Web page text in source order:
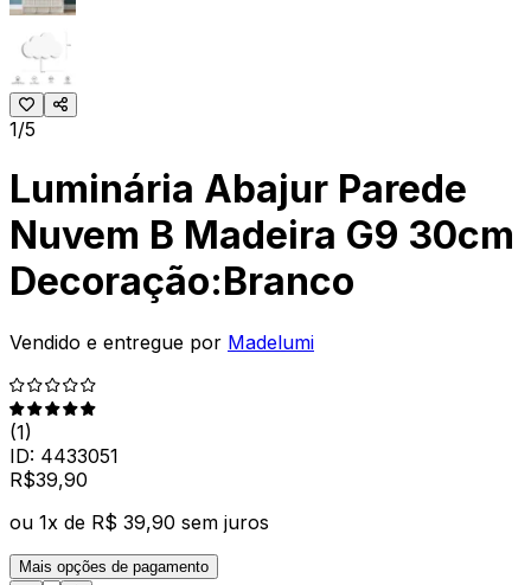
1/5
Luminária Abajur Parede
Nuvem B Madeira G9 30cm
Decoração:Branco
Vendido e entregue por Madelumi
(1)
ID: 4433051
R$39,90
ou 1x de R$ 39,90 sem juros
Mais opções de pagamento